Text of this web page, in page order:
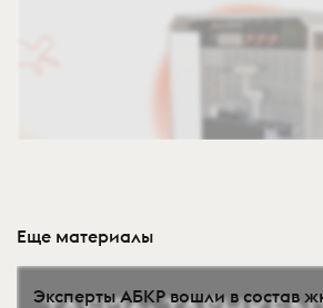
Еще материалы
Эксперты АБКР вошли в состав